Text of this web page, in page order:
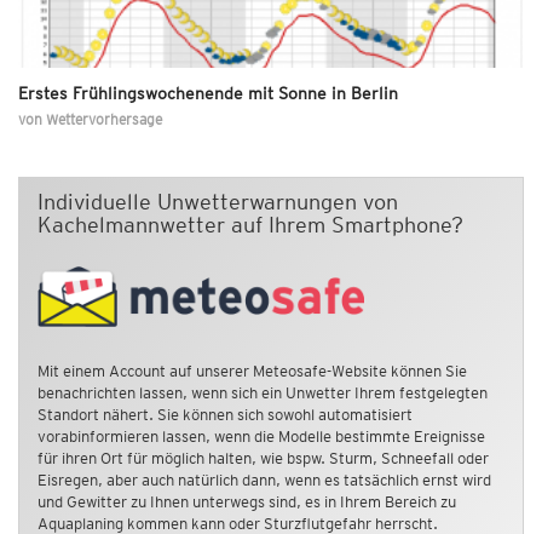
Erstes Frühlingswochenende mit Sonne in Berlin
von Wettervorhersage
Individuelle Unwetterwarnungen von
Kachelmannwetter auf Ihrem Smartphone?
Mit einem Account auf unserer Meteosafe-Website können Sie
benachrichten lassen, wenn sich ein Unwetter Ihrem festgelegten
Standort nähert. Sie können sich sowohl automatisiert
vorabinformieren lassen, wenn die Modelle bestimmte Ereignisse
für ihren Ort für möglich halten, wie bspw. Sturm, Schneefall oder
Eisregen, aber auch natürlich dann, wenn es tatsächlich ernst wird
und Gewitter zu Ihnen unterwegs sind, es in Ihrem Bereich zu
Aquaplaning kommen kann oder Sturzflutgefahr herrscht.